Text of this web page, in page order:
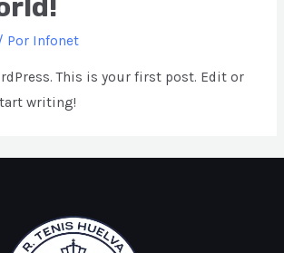
Por Infonet
This is your first post. Edit or
writing!